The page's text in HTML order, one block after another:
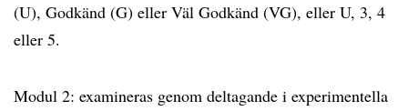
(U), Godkänd (G) eller Väl Godkänd (VG), eller U, 3, 4
eller 5.
Modul 2: examineras genom deltagande i experimentella